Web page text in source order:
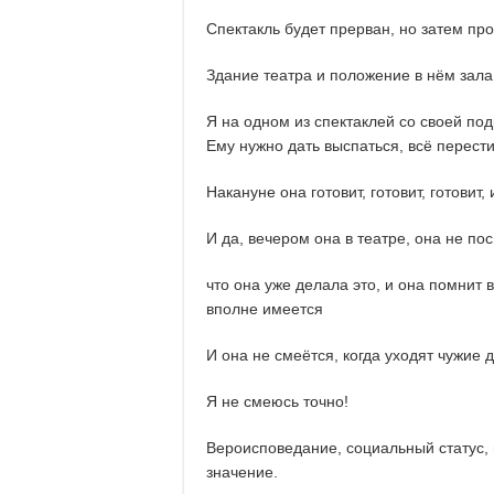
Спектакль будет прерван, но затем
Здание театра и положение в нём
Я на одном из спектаклей со своей
Ему нужно дать выспаться, всё
Накануне она готовит, готовит, готовит,
И да, вечером она в театре, она не
что она уже делала это, и она помнит
вполне имеется
И она не смеётся, когда уходят чужие
Я не смеюсь точно!
Вероисповедание, социальный
значение.